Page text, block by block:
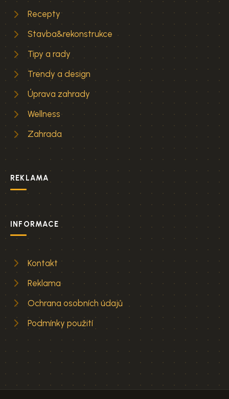
Recepty
Stavba&rekonstrukce
Tipy a rady
Trendy a design
Úprava zahrady
Wellness
Zahrada
REKLAMA
INFORMACE
Kontakt
Reklama
Ochrana osobních údajů
Podmínky použití